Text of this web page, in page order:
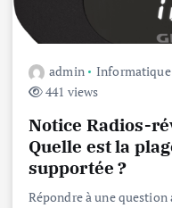
admin
441 views
Notice Radios-
Quelle est la
supportée ?
Répondre à une